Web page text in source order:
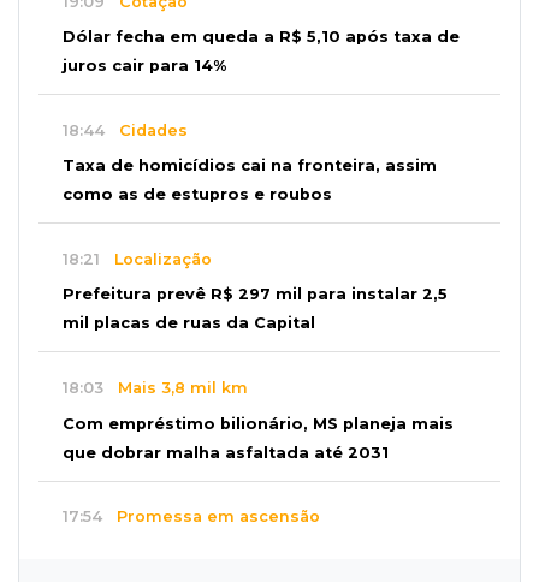
Dólar fecha em queda a R$ 5,10 após taxa de
juros cair para 14%
18:44 Cidades
Taxa de homicídios cai na fronteira, assim
como as de estupros e roubos
18:21 Localização
Prefeitura prevê R$ 297 mil para instalar 2,5
mil placas de ruas da Capital
18:03 Mais 3,8 mil km
Com empréstimo bilionário, MS planeja mais
que dobrar malha asfaltada até 2031
17:54 Promessa em ascensão